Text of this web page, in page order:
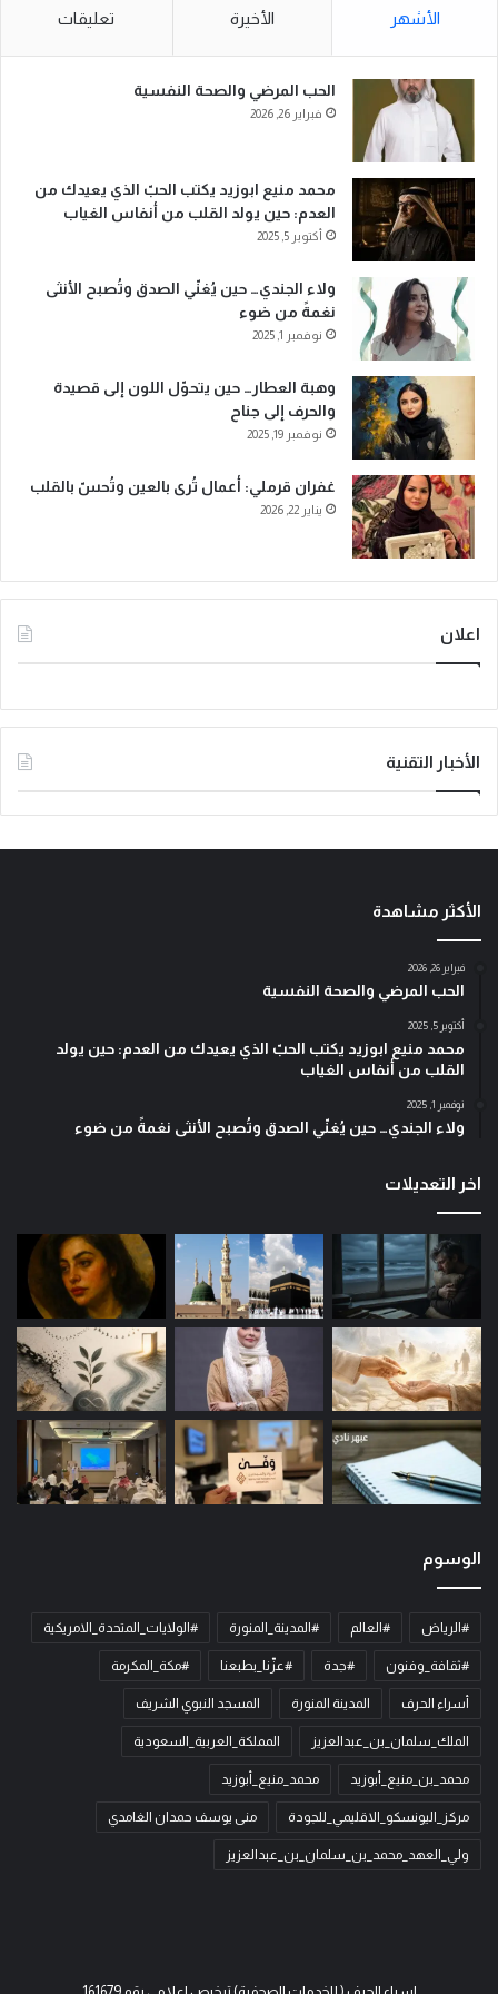
الأشهر الأخيرة تعليقات
الحب المرضي والصحة النفسية
فبراير 26, 2026
محمد منيع ابوزيد يكتب الحبّ الذي يعيدك من
العدم: حين يولد القلب من أنفاس الغياب
أكتوبر 5, 2025
ولاء الجندي… حين يُغنّي الصدق وتُصبح الأنثى
نغمةً من ضوء
نوفمبر 1, 2025
وهبة العطار… حين يتحوّل اللون إلى قصيدة
والحرف إلى جناح
نوفمبر 19, 2025
غفران قرملي: أعمال تُرى بالعين وتُحسّ بالقلب
يناير 22, 2026
اعلان
الأخبار التقنية
الأكثر مشاهدة
فبراير 26, 2026
الحب المرضي والصحة النفسية
أكتوبر 5, 2025
محمد منيع ابوزيد يكتب الحبّ الذي يعيدك من العدم: حين يولد
القلب من أنفاس الغياب
نوفمبر 1, 2025
ولاء الجندي… حين يُغنّي الصدق وتُصبح الأنثى نغمةً من ضوء
اخر التعديلات
الوسوم
#الرياض #العالم #المدينة_المنورة #الولايات_المتحدة_الامريكية
#ثقافة_وفنون #جدة #عزّنا_بطبعنا #مكة_المكرمة
أسراء الحرف المدينة المنورة المسجد النبوي الشريف
الملك_سلمان_بن_عبدالعزيز المملكة_العربية_السعودية
محمد_بن_منيع_أبوزيد محمد_منيع_أبوزيد
مركز_اليونسكو_الاقليمي_للجودة منى يوسف حمدان الغامدي
ولي_العهد_محمد_بن_سلمان_بن_عبدالعزيز